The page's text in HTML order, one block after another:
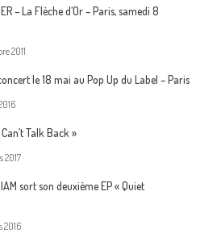
– La Flèche d’Or – Paris, samedi 8
2011
le 18 mai au Pop Up du Label – Paris
Can’t Talk Back »
2017
sort son deuxième EP « Quiet
2016